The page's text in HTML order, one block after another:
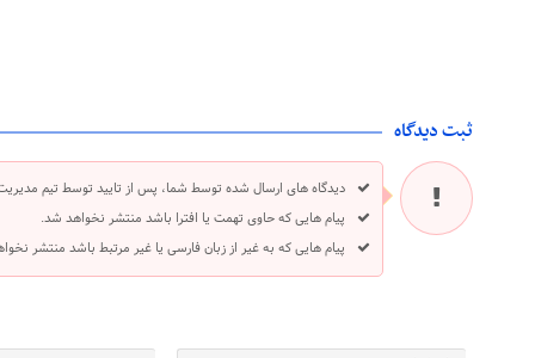
ثبت دیدگاه
دیدگاه های ارسال شده توسط شما، پس از تایید توسط تیم
پیام هایی که حاوی تهمت یا افترا باشد منتشر نخواهد شد.
پیام هایی که به غیر از زبان فارسی یا غیر مرتبط باشد منتشر